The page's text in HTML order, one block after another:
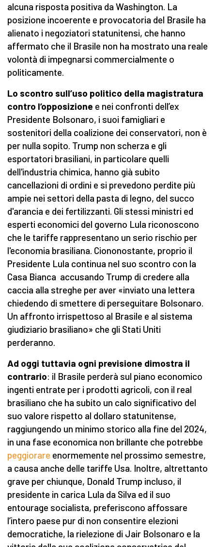
alcuna risposta positiva da Washington. La
posizione incoerente e provocatoria del Brasile ha
alienato i negoziatori statunitensi, che hanno
affermato che il Brasile non ha mostrato una reale
volontà di impegnarsi commercialmente o
politicamente.
Lo scontro sull’uso politico della magistratura
contro l’opposizione e nei confronti dell’ex
Presidente Bolsonaro, i suoi famigliari e
sostenitori della coalizione dei conservatori, non è
per nulla sopito. Trump non scherza e gli
esportatori brasiliani, in particolare quelli
dell'industria chimica, hanno già subito
cancellazioni di ordini e si prevedono perdite più
ampie nei settori della pasta di legno, del succo
d'arancia e dei fertilizzanti. Gli stessi ministri ed
esperti economici del governo Lula riconoscono
che le tariffe rappresentano un serio rischio per
l'economia brasiliana. Ciononostante, proprio il
Presidente Lula continua nel suo scontro con la
Casa Bianca accusando Trump di credere alla
caccia alla streghe per aver «inviato una lettera
chiedendo di smettere di perseguitare Bolsonaro.
Un affronto irrispettoso al Brasile e al sistema
giudiziario brasiliano» che gli Stati Uniti
perderanno.
Ad oggi tuttavia ogni previsione dimostra il
contrario: il Brasile perderà sul piano economico
ingenti entrate per i prodotti agricoli, con il real
brasiliano che ha subito un calo significativo del
suo valore rispetto al dollaro statunitense,
raggiungendo un minimo storico alla fine del 2024,
in una fase economica non brillante che potrebbe
peggiorare enormemente nel prossimo semestre,
a causa anche delle tariffe Usa. Inoltre, altrettanto
grave per chiunque, Donald Trump incluso, il
presidente in carica Lula da Silva ed il suo
entourage socialista, preferiscono affossare
l’intero paese pur di non consentire elezioni
democratiche, la rielezione di Jair Bolsonaro e la